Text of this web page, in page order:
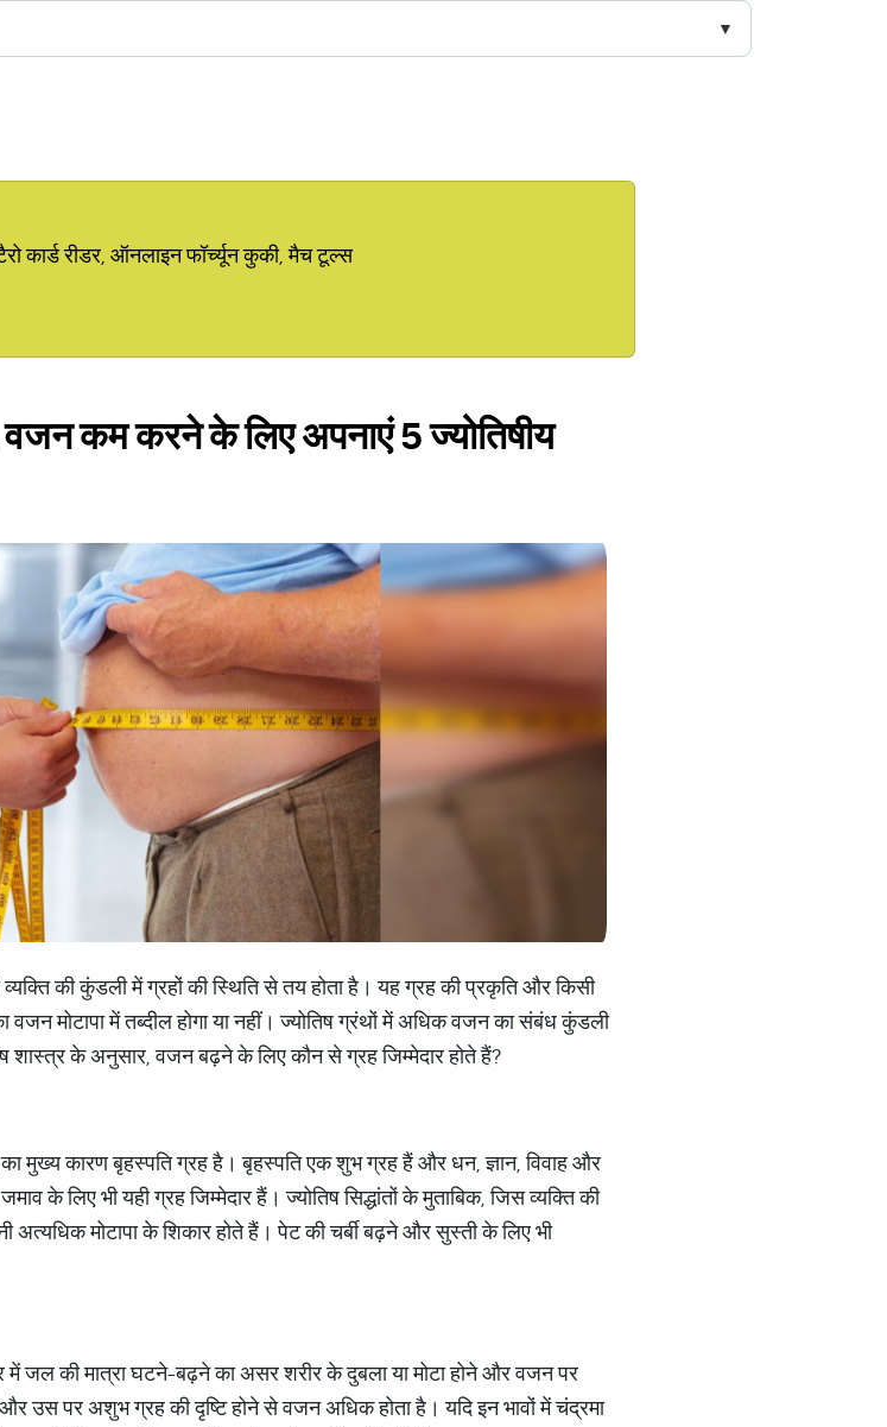
रीडर, ऑनलाइन फॉर्च्यून कुकी, मैच टूल्स
वजन कम करने के लिए अपनाएं 5 ज्योतिषीय
की कुंडली में ग्रहों की स्थिति से तय होता है। यह ग्रह की प्रकृति और किसी
वजन मोटापा में तब्दील होगा या नहीं। ज्योतिष ग्रंथों में अधिक वजन का संबंध कुंडली
के अनुसार, वजन बढ़ने के लिए कौन से ग्रह जिम्मेदार होते हैं?
मुख्य कारण बृहस्पति ग्रह है। बृहस्पति एक शुभ ग्रह हैं और धन, ज्ञान, विवाह और
लिए भी यही ग्रह जिम्मेदार हैं। ज्योतिष सिद्धांतों के मुताबिक, जिस व्यक्ति की
मोटापा के शिकार होते हैं। पेट की चर्बी बढ़ने और सुस्ती के लिए भी
में जल की मात्रा घटने-बढ़ने का असर शरीर के दुबला या मोटा होने और वजन पर
उस पर अशुभ ग्रह की दृष्टि होने से वजन अधिक होता है। यदि इन भावों में चंद्रमा